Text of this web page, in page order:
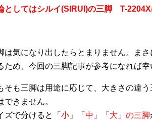
としてはシルイ(SIRUI)の三脚 T-
は気になり出したらとまりません。ま
ため、今回の三脚記事が参考になれば幸
そも三脚は用途に応じて、大きさの違
できません。
ズで分けると
「小」「中」「大」の三脚